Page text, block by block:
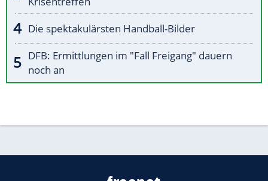
Die spektakulärsten Handball-Bilder
DFB: Ermittlungen im "Fall Freigang" dauern
noch an